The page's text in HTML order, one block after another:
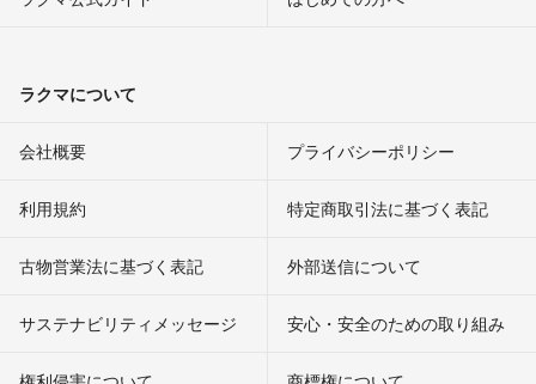
ラクマについて
会社概要 プライバシーポリシー
利用規約 特定商取引法に基づく表記
古物営業法に基づく表記 外部送信について
サステナビリティメッセージ 安心・安全のための取り組み